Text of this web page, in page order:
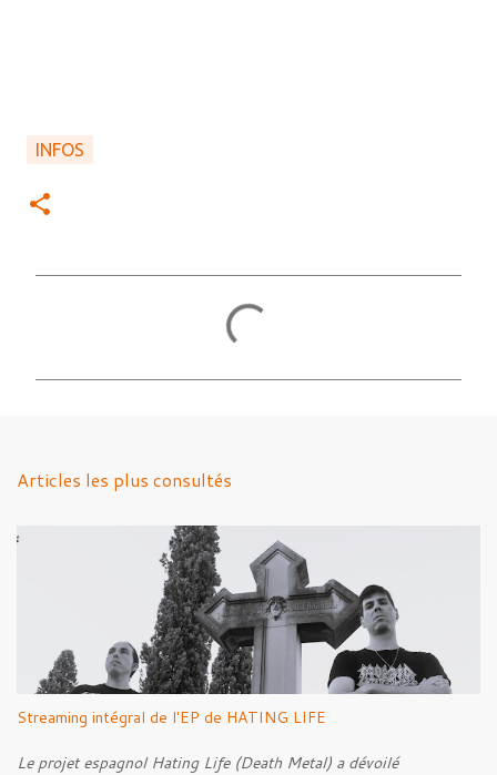
INFOS
Articles les plus consultés
Streaming intégral de l'EP de HATING LIFE
Le projet espagnol Hating Life (Death Metal) a dévoilé